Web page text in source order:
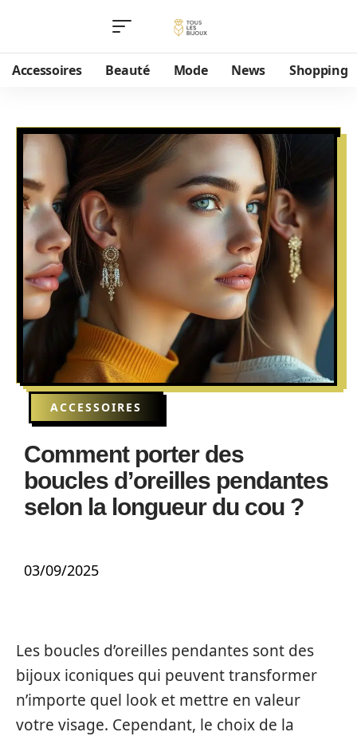
Accessoires Beauté Mode News Shopping
ACCESSOIRES
Comment porter des
boucles d’oreilles pendantes
selon la longueur du cou ?
03/09/2025
Les boucles d’oreilles pendantes sont des
bijoux iconiques qui peuvent transformer
n’importe quel look et mettre en valeur
votre visage. Cependant, le choix de la